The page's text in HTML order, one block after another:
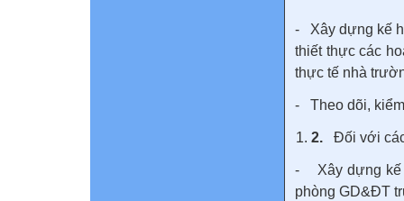
- Xây dựng kế
thiết thực các
thực tế nhà
- Theo dõi,
2. Đối với
- Xây dựng kế
phòng GD&ĐT